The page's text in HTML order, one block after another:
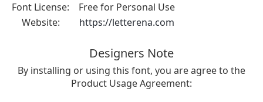
Font License:
Free for Personal Use
Website:
https://letterena.com
Designers Note
By installing or using this font, you are agree to the
Product Usage Agreement: